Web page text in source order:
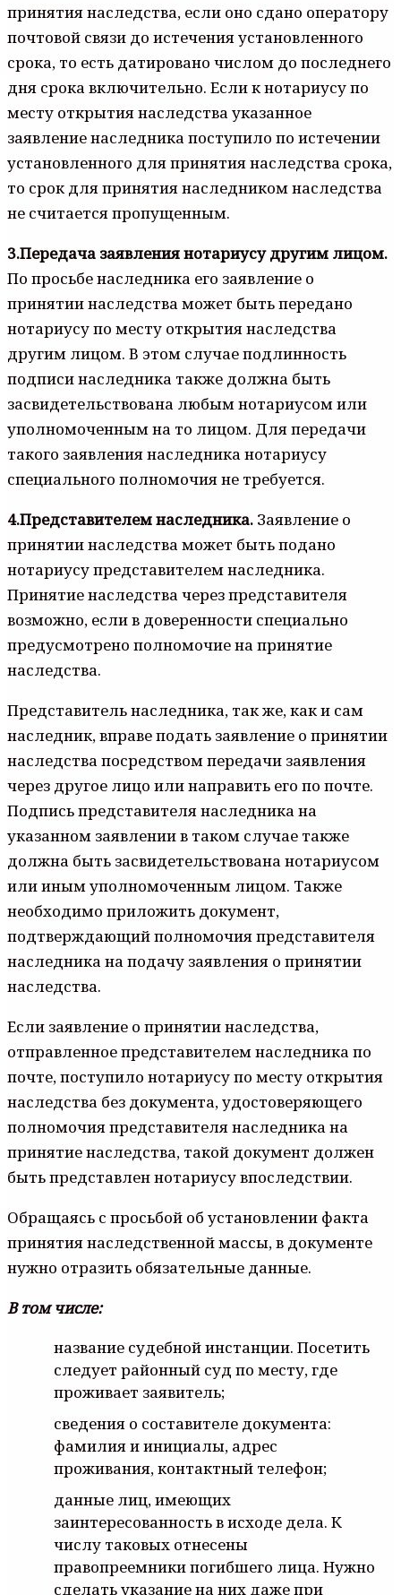
принятия наследства, если оно сдано оператору
почтовой связи до истечения установленного
срока, то есть датировано числом до последнего
дня срока включительно. Если к нотариусу по
месту открытия наследства указанное
заявление наследника поступило по истечении
установленного для принятия наследства срока,
то срок для принятия наследником наследства
не считается пропущенным.
3.Передача заявления нотариусу другим лицом.
По просьбе наследника его заявление о
принятии наследства может быть передано
нотариусу по месту открытия наследства
другим лицом. В этом случае подлинность
подписи наследника также должна быть
засвидетельствована любым нотариусом или
уполномоченным на то лицом. Для передачи
такого заявления наследника нотариусу
специального полномочия не требуется.
4.Представителем наследника. Заявление о
принятии наследства может быть подано
нотариусу представителем наследника.
Принятие наследства через представителя
возможно, если в доверенности специально
предусмотрено полномочие на принятие
наследства.
Представитель наследника, так же, как и сам
наследник, вправе подать заявление о принятии
наследства посредством передачи заявления
через другое лицо или направить его по почте.
Подпись представителя наследника на
указанном заявлении в таком случае также
должна быть засвидетельствована нотариусом
или иным уполномоченным лицом. Также
необходимо приложить документ,
подтверждающий полномочия представителя
наследника на подачу заявления о принятии
наследства.
Если заявление о принятии наследства,
отправленное представителем наследника по
почте, поступило нотариусу по месту открытия
наследства без документа, удостоверяющего
полномочия представителя наследника на
принятие наследства, такой документ должен
быть представлен нотариусу впоследствии.
Обращаясь с просьбой об установлении факта
принятия наследственной массы, в документе
нужно отразить обязательные данные.
В том числе:
название судебной инстанции. Посетить
следует районный суд по месту, где
проживает заявитель;
сведения о составителе документа:
фамилия и инициалы, адрес
проживания, контактный телефон;
данные лиц, имеющих
заинтересованность в исходе дела. К
числу таковых отнесены
правопреемники погибшего лица. Нужно
сделать указание на них даже при